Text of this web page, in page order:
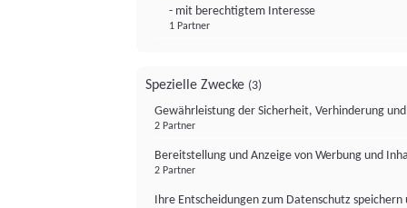
- mit berechtigtem Interesse
1 Partner
Spezielle Zwecke (3)
Gewährleistung der Sicherheit, Verhinderung
2 Partner
Bereitstellung und Anzeige von Werbung und
2 Partner
Ihre Entscheidungen zum Datenschutz